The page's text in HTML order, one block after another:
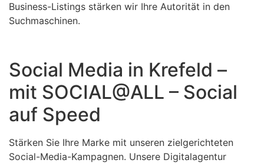
Business-Listings stärken wir Ihre Autorität in den
Suchmaschinen.
Social Media in Krefeld –
mit SOCIAL@ALL – Social
auf Speed
Stärken Sie Ihre Marke mit unseren zielgerichteten
Social-Media-Kampagnen. Unsere Digitalagentur